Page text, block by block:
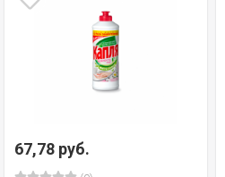
67,78 руб.